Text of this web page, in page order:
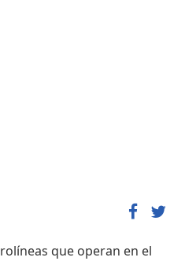
que operan en el